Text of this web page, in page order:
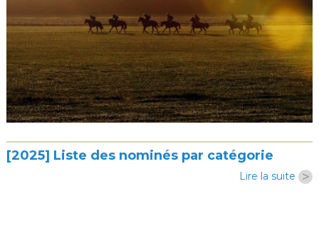
[2025] Liste des nominés par catégorie
Lire la suite >